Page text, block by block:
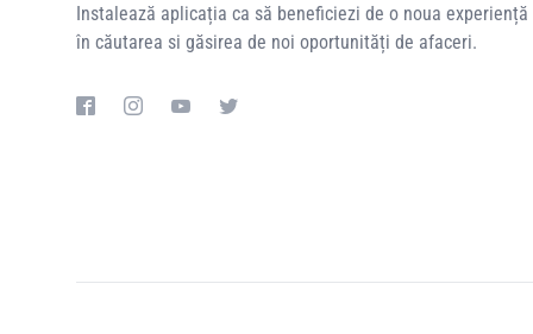
Instalează aplicația ca să beneficiezi de o noua experiență
în căutarea si găsirea de noi oportunități de afaceri.